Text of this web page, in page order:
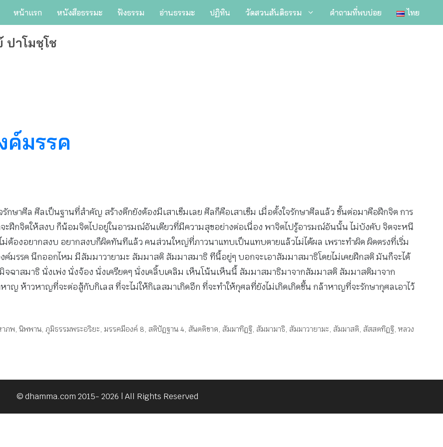
หน้าแรก หนังสือธรรมะ ฟังธรรม อ่านธรรมะ ปฏิทิน วัดสวนสันติธรรม คำถามที่พบบ่อย ไทย
ปาโมชฺโช
ค์มรรค
กษาศีล ศีลเป็นฐานที่สำคัญ สร้างตึกยังต้องมีเสาเข็มเลย ศีลก็คือเสาเข็ม เมื่อตั้งใจรักษาศีลแล้ว ขั้นต่อมาคือฝึกจิต การ
ฝึกจิตให้สงบ ก็น้อมจิตไปอยู่ในอารมณ์อันเดียวที่มีความสุขอย่างต่อเนื่อง พาจิตไปรู้อารมณ์อันนั้น ไม่บังคับ จิตจะหนี
ม่ต้องอยากสงบ อยากสงบก็ผิดทันทีแล้ว คนส่วนใหญ่ที่ภาวนาแทบเป็นแทบตายแล้วไม่ได้ผล เพราะทำผิด ผิดตรงที่เริ่ม
มรรค นึกออกไหม มีสัมมาวายามะ สัมมาสติ สัมมาสมาธิ ทีนี้อยู่ๆ บอกจะเอาสัมมาสมาธิโดยไม่เคยฝึกสติ มันก็จะได้
าสมาธิ นั่งเพ่ง นั่งจ้อง นั่งเครียดๆ นั่งเคลิ้บเคลิม เห็นโน้นเห็นนี้ สัมมาสมาธิมาจากสัมมาสติ สัมมาสติมาจาก
าญ ห้าวหาญที่จะต่อสู้กับกิเลส ที่จะไม่ให้กิเลสมาเกิดอีก ที่จะทำให้กุศลที่ยังไม่เกิดเกิดขึ้น กล้าหาญที่จะรักษากุศลเอาไว้
าภพ,นิพพาน,ภูมิธรรมพระอริยะ, มรรคมีองค์ 8, สติปัฏฐาน 4, สันตติขาด, สัมมาทิฏฐิ, สัมมามาธิ, สัมมาวายามะ, สัมมาสติ, สัสสตทิฏฐิ,หลวง
© dhamma.com 2015- 2026 | All Rights Reserved